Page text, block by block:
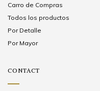
Carro de Compras
Todos los productos
Por Detalle
Por Mayor
CONTACT